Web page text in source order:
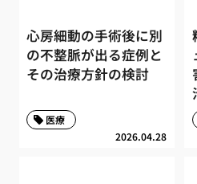
心房細動の手術後に別
の不整脈が出る症例と
その治療方針の検討
2026.04.28
医療